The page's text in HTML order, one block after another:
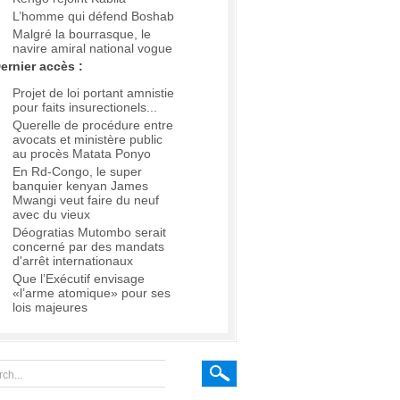
L’homme qui défend Boshab
Malgré la bourrasque, le
navire amiral national vogue
accès :
Projet de loi portant amnistie
pour faits insurectionels...
Querelle de procédure entre
avocats et ministère public
au procès Matata Ponyo
En Rd-Congo, le super
banquier kenyan James
Mwangi veut faire du neuf
avec du vieux
Déogratias Mutombo serait
concerné par des mandats
d'arrêt internationaux
Que l’Exécutif envisage
«l’arme atomique» pour ses
lois majeures